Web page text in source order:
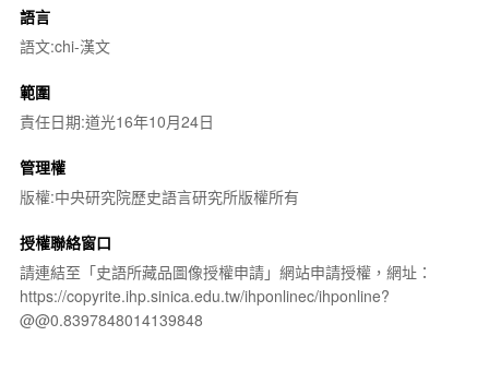
語言
語文:chi-漢文
範圍
責任日期:道光16年10月24日
管理權
版權:中央研究院歷史語言研究所版權所有
授權聯絡窗口
請連結至「史語所藏品圖像授權申請」網站申請授權，網址：
https://copyrite.ihp.sinica.edu.tw/ihponlinec/ihponline?
@@0.8397848014139848